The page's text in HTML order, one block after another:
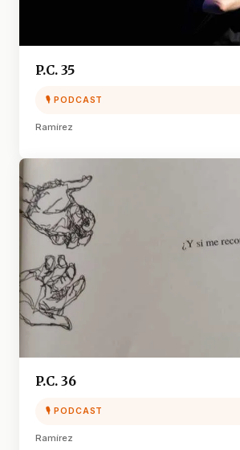
P.C. 35
🎙 PODCAST
Ramírez
P.C. 36
🎙 PODCAST
Ramírez